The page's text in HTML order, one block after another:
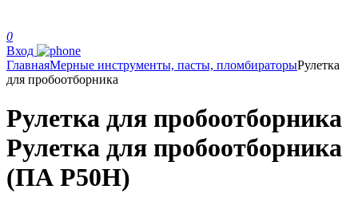
0
Вход
ГлавнаяМерные инструменты, пасты, пломбираторыРулетка
для пробоотборника
Рулетка для пробоотборника
Рулетка для пробоотборника
(ПА Р50Н)